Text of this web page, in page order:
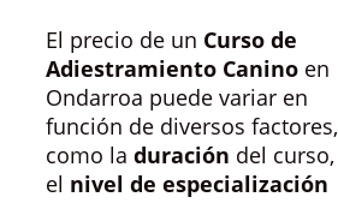
El precio de un Curso de
Adiestramiento Canino en
Ondarroa puede variar en
función de diversos factores,
como la duración del curso,
el nivel de especialización